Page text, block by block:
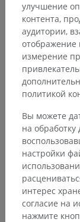
Drake, R.L., Vogl,
Neck’ inGray’s
2899: Elsevier,
(2023). Anatomy
Institute’. Available
https://
on Feb 18th, 2023]
Галерея
улучшение
контента,
аудитории,
отображение
измерение
политикой
Вы можете
на
настройки
интерес
согласие на
нажмите